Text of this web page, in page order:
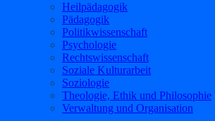
Heilpädagogik
Pädagogik
Politikwissenschaft
Psychologie
Rechtswissenschaft
Soziale Kulturarbeit
Soziologie
Theologie, Ethik und Philosophie
Verwaltung und Organisation